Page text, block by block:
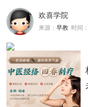
欢喜学院
来源： 早教 时间：